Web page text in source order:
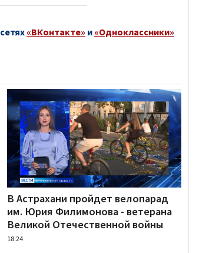
«ВКонтакте» и «Одноклассники»
В Астрахани пройдет велопарад
им. Юрия Филимонова - ветерана
Великой Отечественной войны
18:24